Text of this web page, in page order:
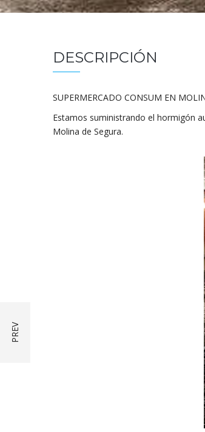
DESCRIPCIÓN
SUPERMERCADO CONSUM EN
Estamos suministrando el hormigón
Molina de Segura.